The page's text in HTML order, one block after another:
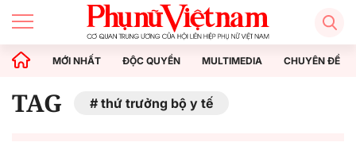
MỚI NHẤT ĐỘC QUYỀN MULTIMEDIA CHUYÊN ĐỀ
TAG thứ trưởng bộ y tế